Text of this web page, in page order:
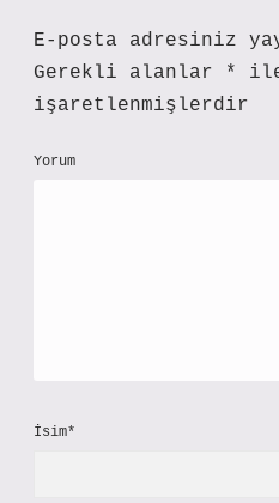
E-posta adresiniz
Gerekli alanlar
*
işaretlenmişlerdir
Yorum
İsim*